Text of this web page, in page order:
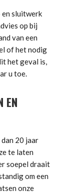
en sluitwerk
op bij
van een
of het nodig
het geval is,
u toe.
EN
20 jaar
te laten
soepel draait
om een
onze